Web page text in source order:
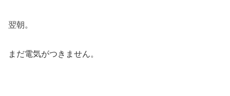
翌朝。
まだ電気がつきません。